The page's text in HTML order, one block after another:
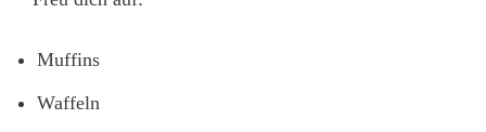
Muffins
Waffeln